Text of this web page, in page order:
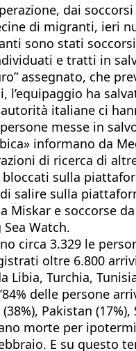
dai
di migranti, ieri
sono stati
e tratti in
assegnato, che
ha
italiane ci
messe in
informano da
di ricerca di
sulla
sulla
e soccorse
Watch.
circa 3.329 le
oltre 6.800
Turchia,
delle persone
Pakistan (17%),
morte per
E su questo